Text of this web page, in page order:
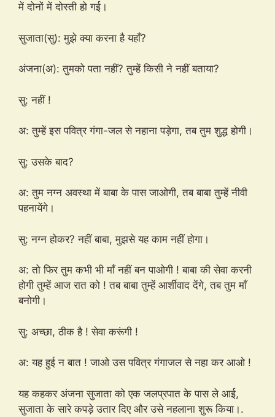
में दोनों में दोस्ती हो गई।
सुजाता(सु): मुझे क्या करना है यहाँ?
अंजना(अ): तुमको पता नहीं? तुम्हें किसी ने नहीं बताया?
सु: नहीं !
अ: तुम्हें इस पवित्र गंगा-जल से नहाना पड़ेगा, तब तुम शुद्ध होगी।
सु: उसके बाद?
अ: तुम नग्न अवस्था में बाबा के पास जाओगी, तब बाबा तुम्हें नीवी
पहनायेंगे।
सु: नग्न होकर? नहीं बाबा, मुझसे यह काम नहीं होगा।
अ: तो फिर तुम कभी भी माँ नहीं बन पाओगी ! बाबा की सेवा करनी
होगी तुम्हें आज रात को ! तब बाबा तुम्हें आर्शीवाद देंगे, तब तुम माँ
बनोगी।
सु: अच्छा, ठीक है ! सेवा करूंगी !
अ: यह हुई न बात ! जाओ उस पवित्र गंगाजल से नहा कर आओ !
यह कहकर अंजना सुजाता को एक जलप्रपात के पास ले आई,
सुजाता के सारे कपड़े उतार दिए और उसे नहलाना शुरू किया।.